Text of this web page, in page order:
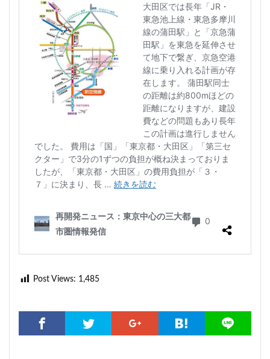
Post Views: 1,485